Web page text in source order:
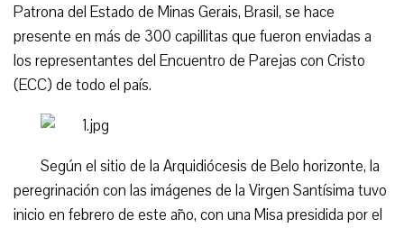
Patrona del Estado de Minas Gerais, Brasil, se hace
presente en más de 300 capillitas que fueron enviadas a
los representantes del Encuentro de Parejas con Cristo
(ECC) de todo el país.
Según el sitio de la Arquidiócesis de Belo horizonte, la
peregrinación con las imágenes de la Virgen Santísima tuvo
inicio en febrero de este año, con una Misa presidida por el